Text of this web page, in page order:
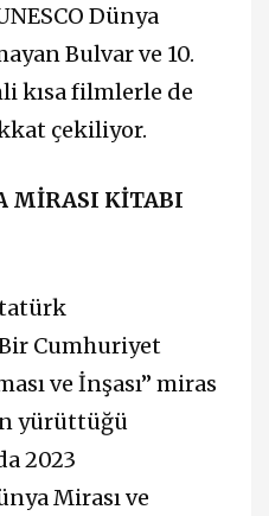
Dünya
Bulvar ve 10.
kısa filmlerle de
çekiliyor.
MİRASI KİTABI
Cumhuriyet
ve İnşası” miras
yürüttüğü
2023
Mirası ve